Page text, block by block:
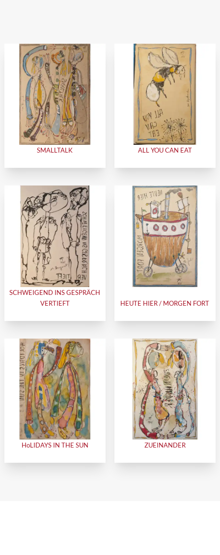
SMALLTALK ALL YOU CAN EAT
SCHWEIGEND INS GESPRÄCH
VERTIEFT
HEUTE HIER / MORGEN FORT
HoLIDAYS IN THE SUN ZUEINANDER